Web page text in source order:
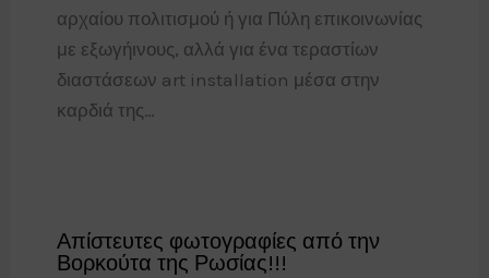
αρχαίου πολιτισμού ή για Πύλη επικοινωνίας
με εξωγήινους, αλλά για ένα τεραστίων
διαστάσεων art installation μέσα στην
καρδιά της…
Απίστευτες φωτογραφίες από την
Βορκούτα της Ρωσίας!!!